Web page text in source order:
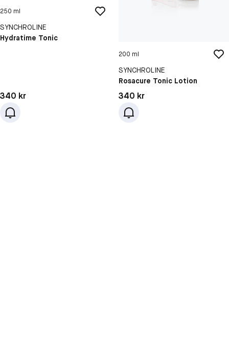
250 ml
SYNCHROLINE
Hydratime Tonic
Pris: 340 kr
340 kr
200 ml
SYNCHROLINE
Rosacure Tonic Lotion
Pris: 340 kr
340 kr